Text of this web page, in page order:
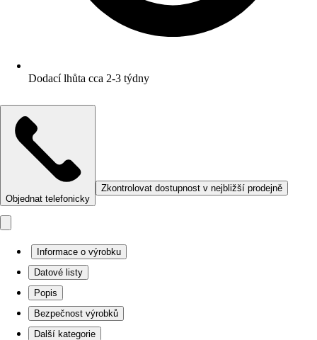
Dodací lhůta cca 2-3 týdny
Objednat telefonicky
Zkontrolovat dostupnost v nejbližší prodejně
Informace o výrobku
Datové listy
Popis
Bezpečnost výrobků
Další kategorie